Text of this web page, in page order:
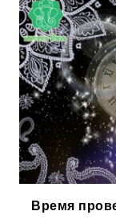
Время